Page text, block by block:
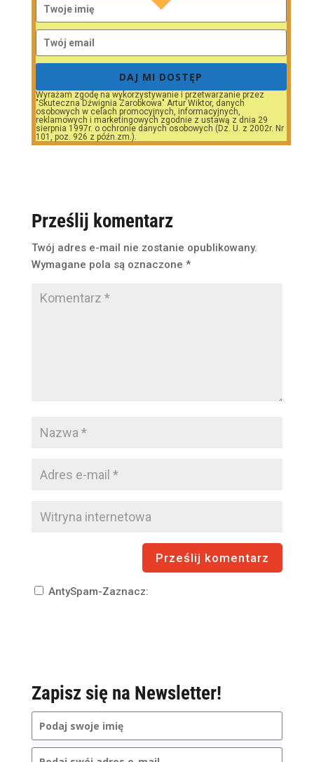
DAJ MI DOSTĘP
Wyrażam zgodę na wykorzystywanie i przetwarzanie przez
"Skuteczna Dźwignia Zarobkowa" Artur Wiktor, danych
osobowych w celach promocyjnych, informacyjnych,
reklamowych i marketingowych zgodnie z ustawą z dnia 29
sierpnia 1997r. o ochronie danych osobowych (Dz. U. z 2002r. Nr
101, poz. 926 z późn.zm.).
Prześlij komentarz
Twój adres e-mail nie zostanie opublikowany.
Wymagane pola są oznaczone *
AntySpam-Zaznacz:
Zapisz się na Newsletter!